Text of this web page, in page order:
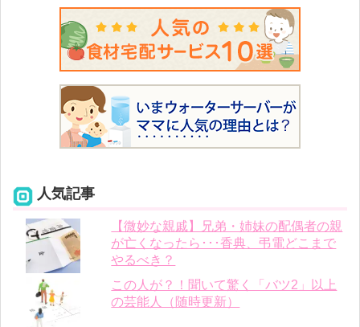
人気記事
【微妙な親戚】兄弟・姉妹の配偶者の親
が亡くなったら･･･香典、弔電どこまで
やるべき？
この人が？！聞いて驚く「バツ2」以上
の芸能人（随時更新）